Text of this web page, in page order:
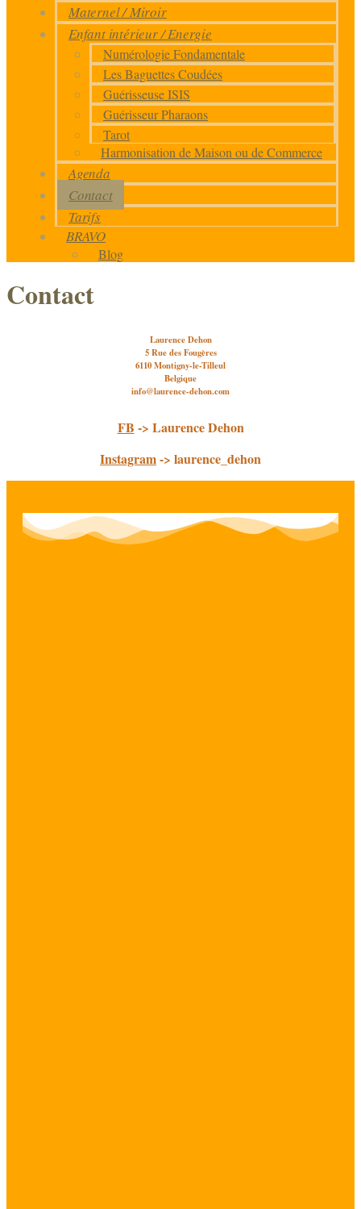
Maternel / Miroir
Enfant intérieur / Energie
Numérologie Fondamentale
Les Baguettes Coudées
Guérisseuse ISIS
Guérisseur Pharaons
Tarot
Harmonisation de Maison ou de Commerce
Agenda
Contact
Tarifs
BRAVO
Blog
Contact
Laurence Dehon
5 Rue des Fougères
6110 Montigny-le-Tilleul
Belgique
info@laurence-dehon.com
FB -> Laurence Dehon
Instagram-> laurence_dehon